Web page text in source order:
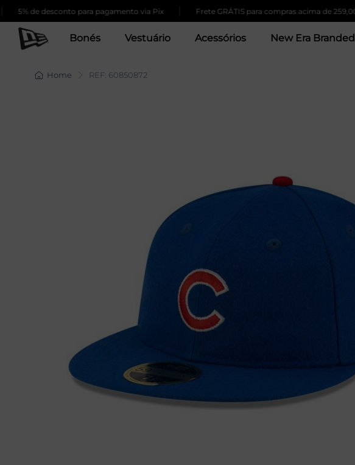
de desconto para pagamento via Pix | Frete GRÁTIS para compras acima de 259,00 |
Bonés Vestuário Acessórios New Era Branded
Home REF: 60850872